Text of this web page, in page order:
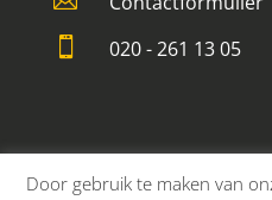
 020 - 261 13 05
Door gebruik te maken van